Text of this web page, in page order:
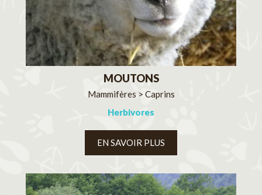
MOUTONS
Mammifères > Caprins
Herbivores
EN SAVOIR PLUS